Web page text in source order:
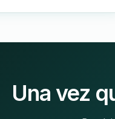
Una vez